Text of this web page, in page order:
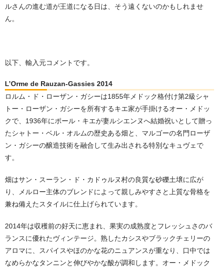
ルさんの進む道が王道になる日は、そう遠くないのかもしれませ
ん。
以下、輸入元コメントです。
L’Orme de Rauzan-Gassies 2014
ロルム・ド・ローザン・ガシーは1855年メドック格付け第2級シャ
トー・ローザン・ガシーを所有するキエ家が手掛けるオー・メドッ
クで、1936年にポール・キエが妻ルシエンヌへ結婚祝いとして贈っ
たシャトー・ベル・オルムの歴史ある畑と、マルゴーの名門ローザ
ン・ガシーの醸造技術を融合して生み出される特別なキュヴェで
す。
畑はサン・スーラン・ド・カドゥルヌ村の良質な砂礫土壌に広が
り、メルロー主体のブレンドによって親しみやすさと上質な骨格を
兼ね備えたスタイルに仕上げられています。
2014年は収穫前の好天に恵まれ、果実の成熟度とフレッシュさのバ
ランスに優れたヴィンテージ。熟したカシスやブラックチェリーの
アロマに、スパイスやほのかな花のニュアンスが重なり、口中では
なめらかなタンニンと伸びやかな酸が調和します。オー・メドック